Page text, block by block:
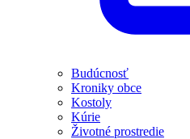
Budúcnosť
Kroniky obce
Kostoly
Kúrie
Životné prostredie